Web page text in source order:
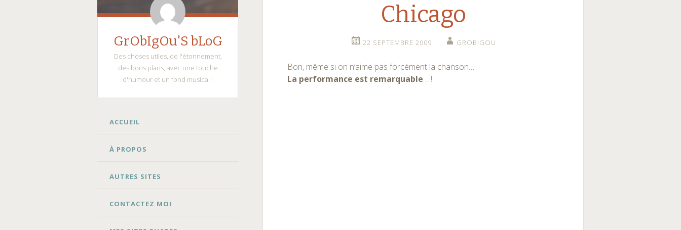
GrObIgOu'S bLoG
Des choses utiles, de l'étonnement,
des bons plans, avec une touche
d'humour et un fond musical !
ALLER
CONTENU
ACCUEIL
À PROPOS
AUTRES SITES
CONTACTEZ MOI
Chicago
22 SEPTEMBRE 2009 GROBIGOU
Bon, même si on n’aime pas forcément la chanson…
La performance est remarquable… !